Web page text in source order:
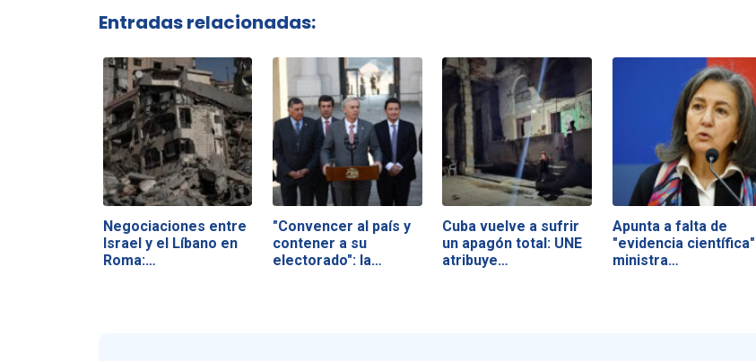
Entradas relacionadas:
Negociaciones entre
Israel y el Líbano en
Roma:…
"Convencer al país y
contener a su
electorado": la…
Cuba vuelve a sufrir
un apagón total: UNE
atribuye…
Apunta a falta de
"evidencia
ministra…